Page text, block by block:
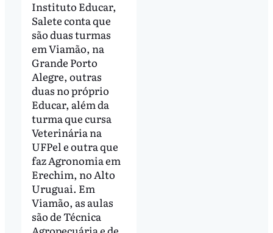
Instituto Educar,
Salete conta que
são duas turmas
em Viamão, na
Grande Porto
Alegre, outras
duas no próprio
Educar, além da
turma que cursa
Veterinária na
UFPel e outra que
faz Agronomia em
Erechim, no Alto
Uruguai. Em
Viamão, as aulas
são de Técnica